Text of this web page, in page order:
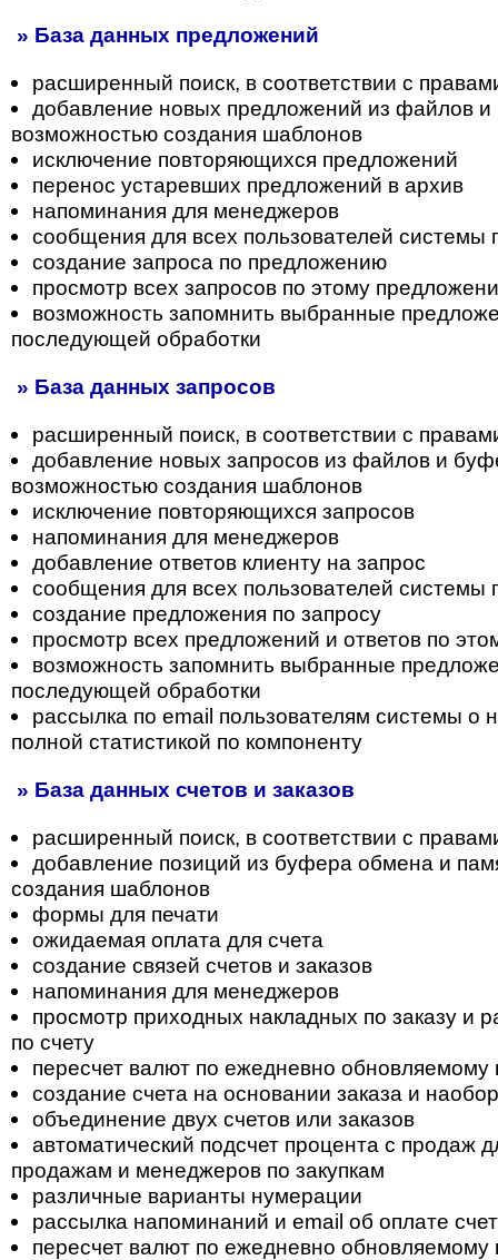
» База данных предложений
расширенный поиск, в соответствии с
добавление новых предложений из файлов
возможностью создания шаблонов
исключение повторяющихся предложений
перенос устаревших предложений в архив
напоминания для менеджеров
сообщения для всех пользователей
создание запроса по предложению
просмотр всех запросов по этому
возможность запомнить выбранные
последующей обработки
» База данных запросов
расширенный поиск, в соответствии с
добавление новых запросов из файлов и
возможностью создания шаблонов
исключение повторяющихся запросов
напоминания для менеджеров
добавление ответов клиенту на запрос
сообщения для всех пользователей системы
создание предложения по запросу
просмотр всех предложений и ответов по
возможность запомнить выбранные
последующей обработки
рассылка по email пользователям системы о
полной статистикой по компоненту
» База данных счетов и заказов
расширенный поиск, в соответствии с
добавление позиций из буфера обмена и
создания шаблонов
формы для печати
ожидаемая оплата для счета
создание связей счетов и заказов
напоминания для менеджеров
просмотр приходных накладных по заказу и
по счету
пересчет валют по ежедневно обновляемому
создание счета на основании заказа и
объединение двух счетов или заказов
автоматический подсчет процента с продаж
продажам и менеджеров по закупкам
различные варианты нумерации
рассылка напоминаний и email об оплате
пересчет валют по ежедневно обновляемому